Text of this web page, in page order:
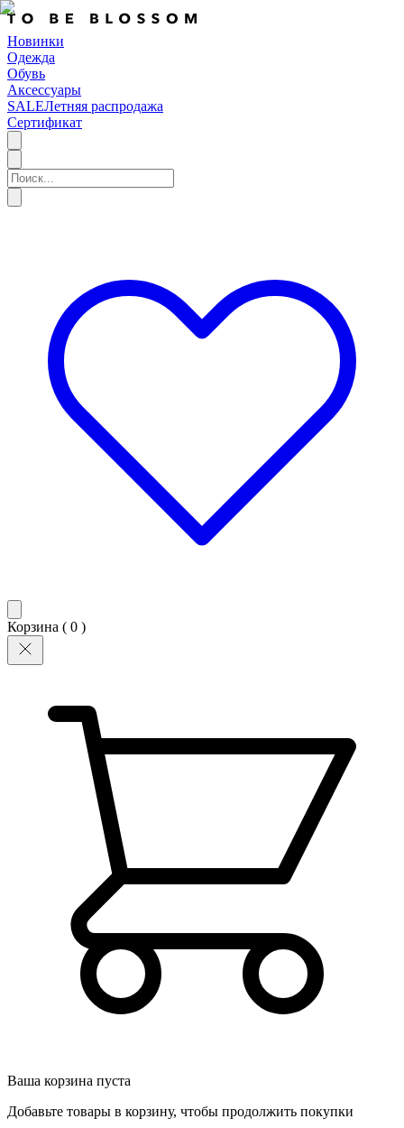
Новинки
Одежда
Обувь
Аксессуары
SALEЛетняя распродажа
Сертификат
Корзина ( 0 )
Ваша корзина пуста
Добавьте товары в корзину, чтобы продолжить покупки